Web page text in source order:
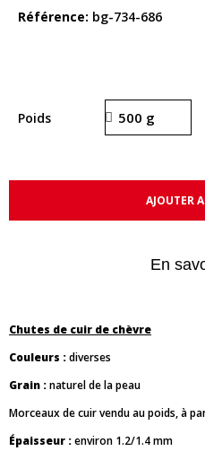
Référence bg-734-686
Poids
AJOUTER
En
Chutes de cuir de chèvre
Couleurs :diverses
Grain :naturel de la peau
Morceaux de cuir vendu au poids, à
Épaisseur :environ 1.2/1.4 mm